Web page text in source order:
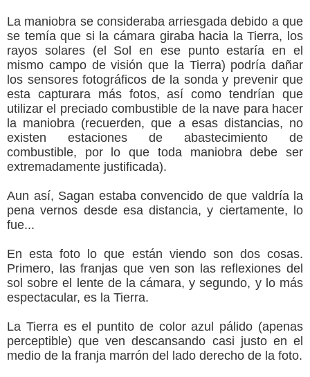
La maniobra se consideraba arriesgada debido a que
se temía que si la cámara giraba hacia la Tierra, los
rayos solares (el Sol en ese punto estaría en el
mismo campo de visión que la Tierra) podría dañar
los sensores fotográficos de la sonda y prevenir que
esta capturara más fotos, así como tendrían que
utilizar el preciado combustible de la nave para hacer
la maniobra (recuerden, que a esas distancias, no
existen estaciones de abastecimiento de
combustible, por lo que toda maniobra debe ser
extremadamente justificada).
Aun así, Sagan estaba convencido de que valdría la
pena vernos desde esa distancia, y ciertamente, lo
fue...
En esta foto lo que están viendo son dos cosas.
Primero, las franjas que ven son las reflexiones del
sol sobre el lente de la cámara, y segundo, y lo más
espectacular, es la Tierra.
La Tierra es el puntito de color azul pálido (apenas
perceptible) que ven descansando casi justo en el
medio de la franja marrón del lado derecho de la foto.